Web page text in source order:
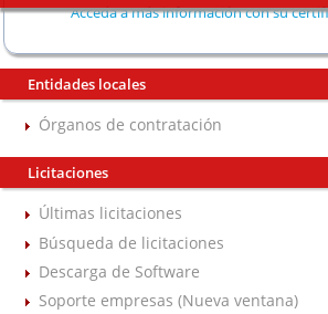
Acceda a más información con su
Entidades locales
Órganos de contratación
Licitaciones
Últimas licitaciones
Búsqueda de licitaciones
Descarga de Software
Soporte empresas (Nueva ventana)